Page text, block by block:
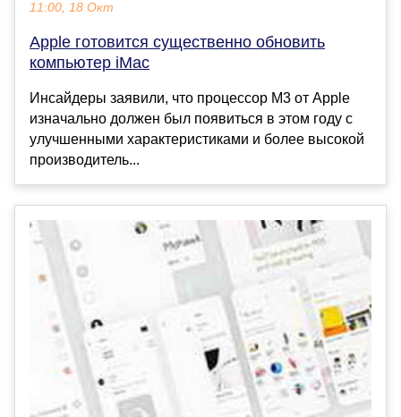
11:00, 18 Окт
Apple готовится существенно обновить
компьютер iMac
Инсайдеры заявили, что процессор M3 от Apple
изначально должен был появиться в этом году с
улучшенными характеристиками и более высокой
производитель...